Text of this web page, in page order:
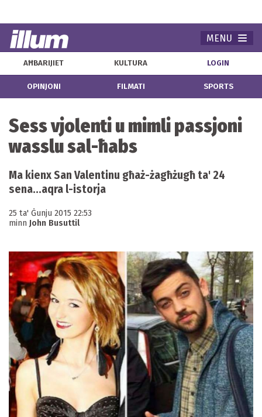
MENU
AĦBARIJIET KULTURA LOGIN
OPINJONI FILMATI SPORTS
Sess vjolenti u mimli passjoni
wasslu sal-ħabs
Ma kienx San Valentinu għaż-żagħżugħ ta' 24
sena...aqra l-istorja
25 ta' Ġunju 2015 22:53
minn John Busuttil